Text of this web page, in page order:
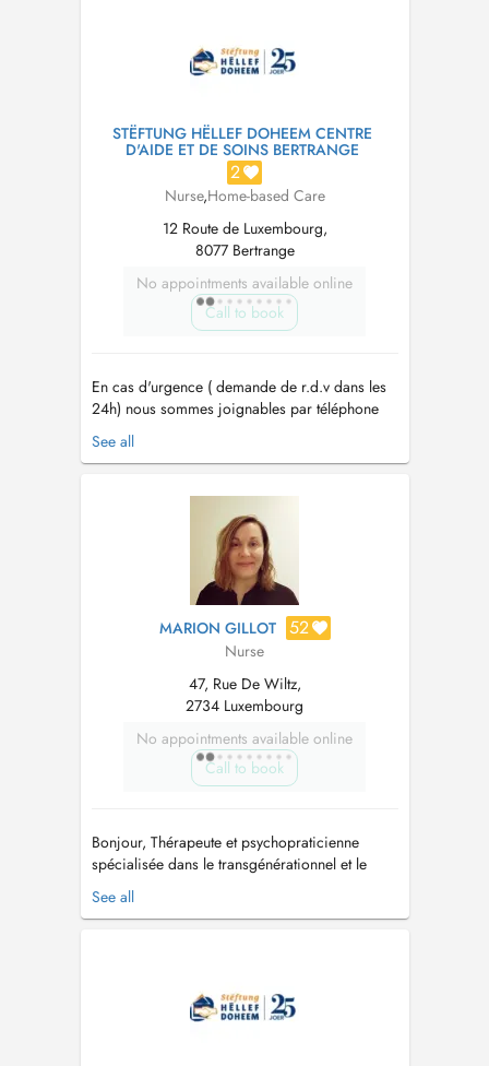
STËFTUNG HËLLEF DOHEEM CENTRE
D'AIDE ET DE SOINS BERTRANGE
2
Nurse,Home-based Care
12 Route de Luxembourg,
8077 Bertrange
No appointments available online
Call to book
En cas d'urgence ( demande de r.d.v dans les
24h) nous sommes joignables par téléphone
24h/24 et 7j/7 au 40 20 80 64 00. - Depuis
1999 le plus grand réseau d'aide et de soins à
joignable par téléphone 24h/24h au 40 20 80
64 00 - Un service garanti 7 jours su...
See all
MARION GILLOT 52
Nurse
47, Rue De Wiltz,
2734 Luxembourg
No appointments available online
Call to book
Bonjour, Thérapeute et psychopraticienne
spécialisée dans le transgénérationnel et le
psychotrauma chez l'adulte en présentiel et en
visio, je vous accompagne face à toute
See all